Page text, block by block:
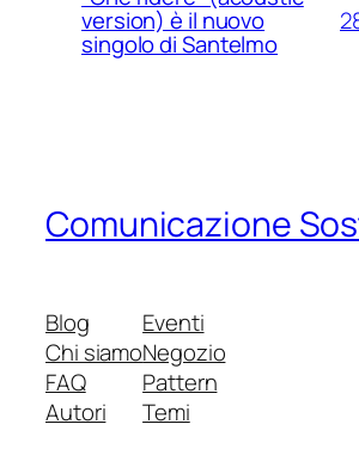
version) è il nuovo
singolo di Santelmo
Comunicazione
Blog
Chi siamo
FAQ
Autori
Eventi
Negozio
Pattern
Temi